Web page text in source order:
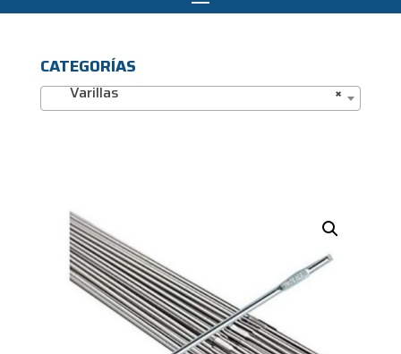
CATEGORÍAS
×
Varillas